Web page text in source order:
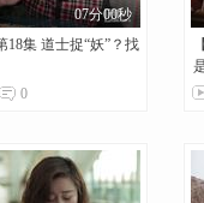
07分00秒
18集 道士捉“妖”？找
0